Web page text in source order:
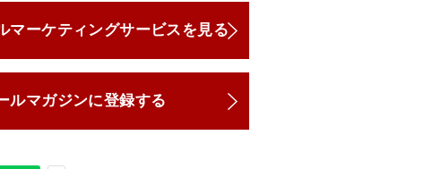
マーケティングサービスを見る
ルマガジンに登録する